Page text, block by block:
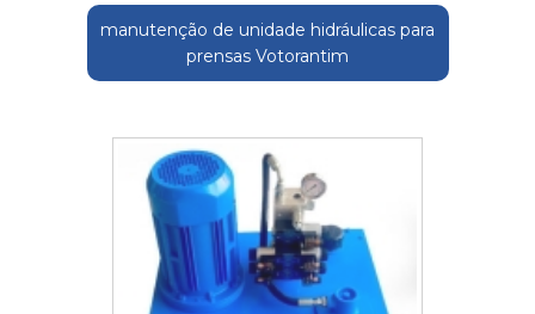
manutenção de unidade hidráulicas para
prensas Votorantim